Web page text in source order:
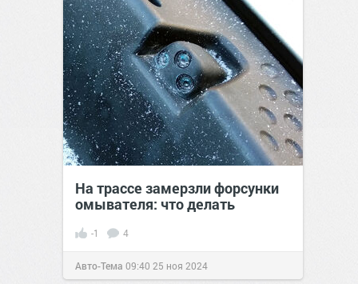
На трассе замерзли форсунки
омывателя: что делать
-1 4
Авто-Тема 09:40 25 ноя 2024